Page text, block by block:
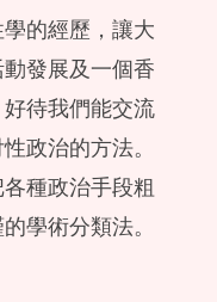
的經歷，讓大
發展及一個香
待我們能交流
政治的方法。
種政治手段粗
學術分類法。